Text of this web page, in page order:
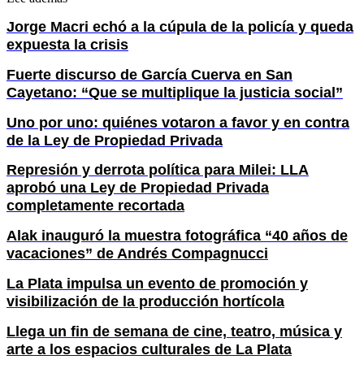
Jorge Macri echó a la cúpula de la policía y queda
expuesta la crisis
Fuerte discurso de García Cuerva en San
Cayetano: “Que se multiplique la justicia social”
Uno por uno: quiénes votaron a favor y en contra
de la Ley de Propiedad Privada
Represión y derrota política para Milei: LLA
aprobó una Ley de Propiedad Privada
completamente recortada
Alak inauguró la muestra fotográfica “40 años de
vacaciones” de Andrés Compagnucci
La Plata impulsa un evento de promoción y
visibilización de la producción hortícola
Llega un fin de semana de cine, teatro, música y
arte a los espacios culturales de La Plata